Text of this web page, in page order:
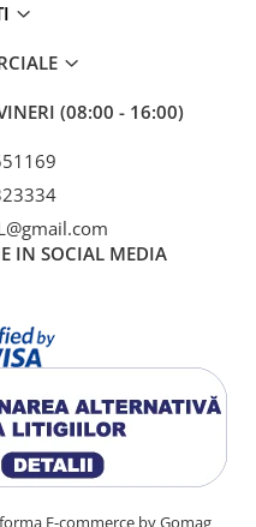
(08:00 - 16:00)
IN SOCIAL MEDIA
E-commerce by Gomag